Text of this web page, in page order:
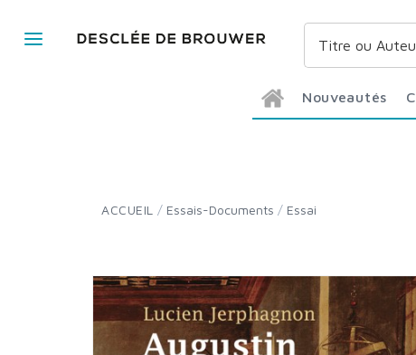
Nouveautés
ACCUEIL / Essais-Documents / Essai